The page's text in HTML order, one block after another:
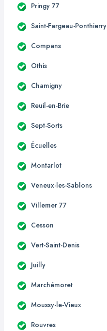
Pringy 77
Saint-Fargeau-Ponthierry
Compans
Othis
Chamigny
Reuil-en-Brie
Sept-Sorts
Écuelles
Montarlot
Veneux-les-Sablons
Villemer 77
Cesson
Vert-Saint-Denis
Juilly
Marchémoret
Moussy-le-Vieux
Rouvres